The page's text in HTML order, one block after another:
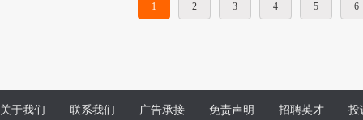
1 2 3 4 5 6
关于我们 联系我们 广告承接 免责声明 招聘英才 投